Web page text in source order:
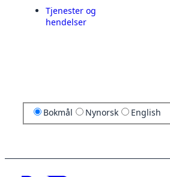
Tjenester og
hendelser
Bokmål Nynorsk English